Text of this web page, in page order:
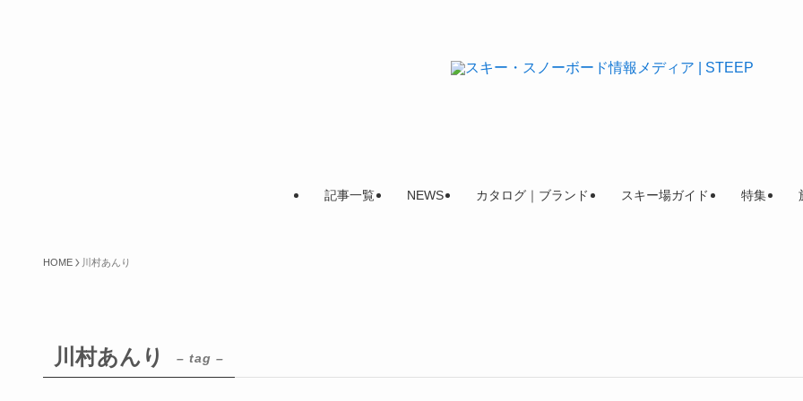
記事一覧 NEWS カタログ｜ブランド スキー場ガイド 特集
HOME 川村あんり
川村あんり – tag –